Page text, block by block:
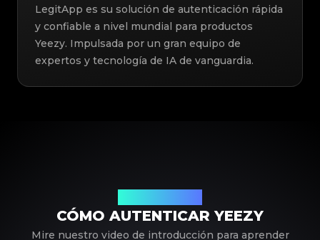
LegitApp es su solución de autenticación rápida
y confiable a nivel mundial para productos
Yeezy. Impulsada por un gran equipo de
expertos y tecnología de IA de vanguardia.
CÓMO AUTENTICAR YEEZY
Mire nuestro video de introducción para aprender